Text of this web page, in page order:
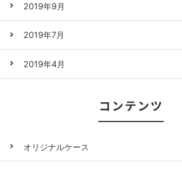
2019年9月
2019年7月
2019年4月
コンテンツ
オリジナルケース